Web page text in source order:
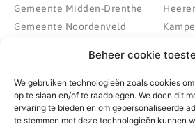
Beheer cookie
We gebruiken technologieën zoals cookies
op te slaan en/of te raadplegen. We doen dit
ervaring te bieden en om gepersonaliseerde
te stemmen met deze technologieën kunnen
Gemeente Midden-Drenthe
Gemeente Noordenveld
Gemeente Steenwijkerland
Gemeente Weststellingwerf